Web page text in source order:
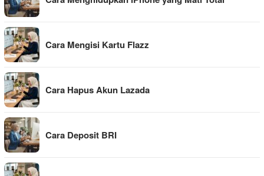
Cara Mengisi Kartu Flazz
Cara Hapus Akun Lazada
Cara Deposit BRI